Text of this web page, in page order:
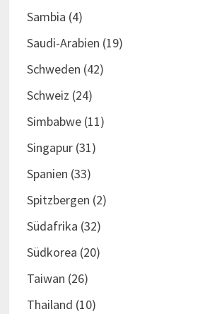
Sambia (4)
Saudi-Arabien (19)
Schweden (42)
Schweiz (24)
Simbabwe(11)
Singapur(31)
Spanien (33)
Spitzbergen (2)
Südafrika (32)
Südkorea (20)
Taiwan (26)
Thailand (10)